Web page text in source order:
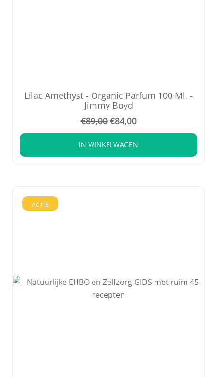
Lilac Amethyst - Organic Parfum 100 Ml. -
Jimmy Boyd
€89,00 €84,00
IN WINKELWAGEN
ACTIE